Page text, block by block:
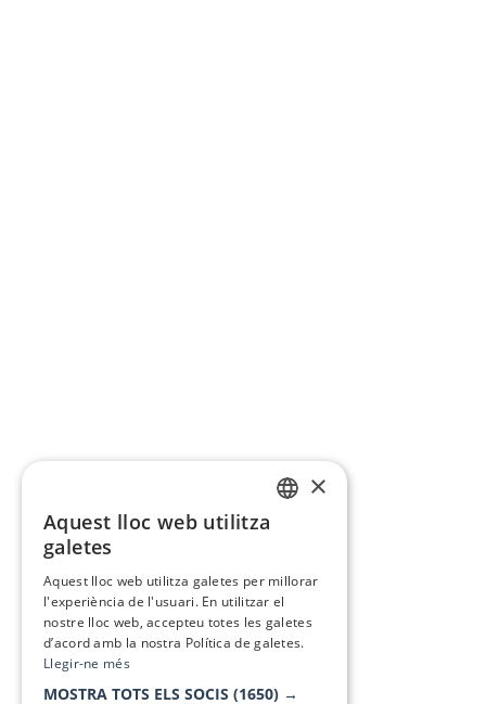
×
Aquest lloc web utilitza
galetes
Aquest lloc web utilitza galetes per millorar
l'experiència de l'usuari. En utilitzar el
nostre lloc web, accepteu totes les galetes
d’acord amb la nostra Política de galetes.
Llegir-ne més
MOSTRA TOTS ELS SOCIS (1650) →